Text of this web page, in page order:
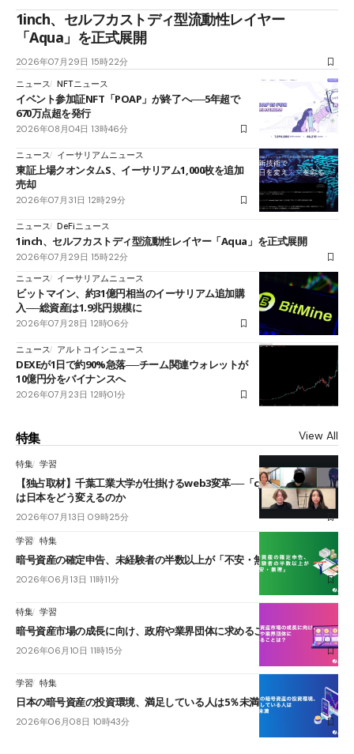
1inch、セルフカストディ型流動性レイヤー
「Aqua」を正式展開
2026年07月29日 15時22分
ニュース NFTニュース
イベント参加証NFT「POAP」が終了へ──5年超で
670万点超を発行
2026年08月04日 13時46分
ニュース イーサリアムニュース
東証上場クオンタムS、イーサリアム1,000枚を追加
売却
2026年07月31日 12時29分
ニュース DeFiニュース
1inch、セルフカストディ型流動性レイヤー「Aqua」を正式展開
2026年07月29日 15時22分
ニュース
イーサリアムニュース
ビットマイン、約31億円相当のイーサリアム追加購
入──総資産は1.9兆円規模に
2026年07月28日 12時06分
ニュース アルトコインニュース
DEXEが1日で約90%急落──チーム関連ウォレットが
10億円分をバイナンスへ
2026年07月23日 12時01分
特集 View All
特集 学習
【独占取材】千葉工業大学が仕掛けるweb3変革──「cJPY」とAIの融合
は日本をどう変えるのか
2026年07月13日 09時25分
学習 特集
暗号資産の確定申告、未経験者の半数以上が「不安・無理」
2026年06月13日 11時11分
特集 学習
暗号資産市場の成長に向け、政府や業界団体に求めることは？
2026年06月10日 11時15分
学習 特集
日本の暗号資産の投資環境、満足している人は5％未満
2026年06月08日 10時43分